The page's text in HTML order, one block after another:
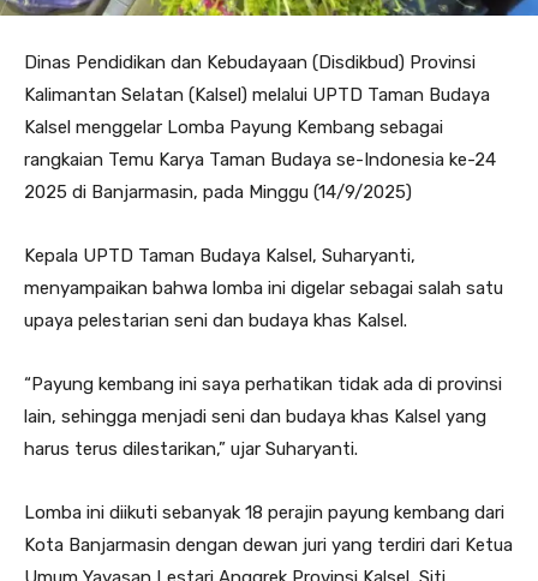
Dinas Pendidikan dan Kebudayaan (Disdikbud) Provinsi
Kalimantan Selatan (Kalsel) melalui UPTD Taman Budaya
Kalsel menggelar Lomba Payung Kembang sebagai
rangkaian Temu Karya Taman Budaya se-Indonesia ke-24
2025 di Banjarmasin, pada Minggu (14/9/2025)
Kepala UPTD Taman Budaya Kalsel, Suharyanti,
menyampaikan bahwa lomba ini digelar sebagai salah satu
upaya pelestarian seni dan budaya khas Kalsel.
“Payung kembang ini saya perhatikan tidak ada di provinsi
lain, sehingga menjadi seni dan budaya khas Kalsel yang
harus terus dilestarikan,” ujar Suharyanti.
Lomba ini diikuti sebanyak 18 perajin payung kembang dari
Kota Banjarmasin dengan dewan juri yang terdiri dari Ketua